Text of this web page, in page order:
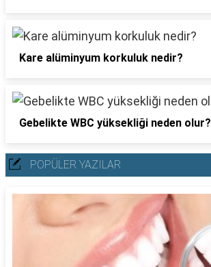
Kare alüminyum korkuluk nedir?
Gebelikte WBC yüksekliği neden olur?
POPÜLER YAZILAR